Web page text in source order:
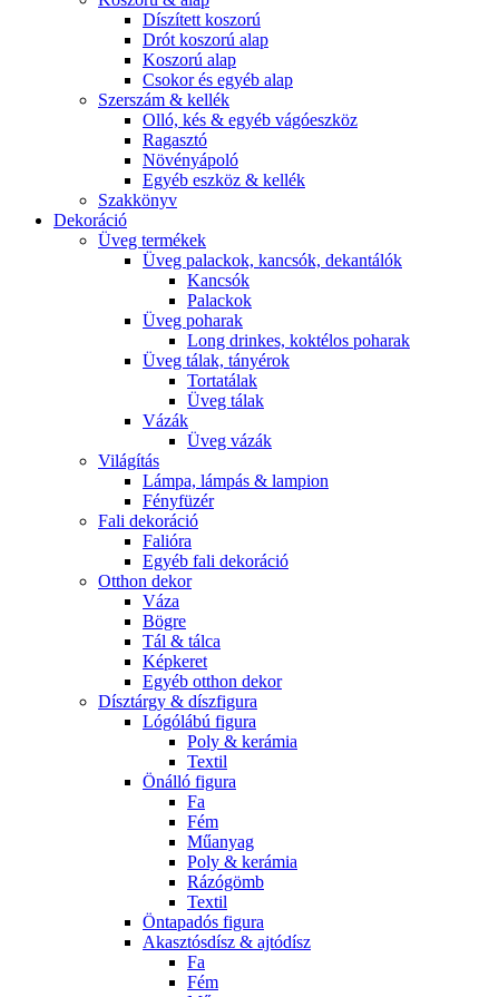
Díszített koszorú
Drót koszorú alap
Koszorú alap
Csokor és egyéb alap
Szerszám & kellék
Olló, kés & egyéb vágóeszköz
Ragasztó
Növényápoló
Egyéb eszköz & kellék
Szakkönyv
Dekoráció
Üveg termékek
Üveg palackok, kancsók, dekantálók
Kancsók
Palackok
Üveg poharak
Long drinkes, koktélos poharak
Üveg tálak, tányérok
Tortatálak
Üveg tálak
Vázák
Üveg vázák
Világítás
Lámpa, lámpás & lampion
Fényfüzér
Fali dekoráció
Falióra
Egyéb fali dekoráció
Otthon dekor
Váza
Bögre
Tál & tálca
Képkeret
Egyéb otthon dekor
Dísztárgy & díszfigura
Lógólábú figura
Poly & kerámia
Textil
Önálló figura
Fa
Fém
Műanyag
Poly & kerámia
Rázógömb
Textil
Öntapadós figura
Akasztósdísz & ajtódísz
Fa
Fém